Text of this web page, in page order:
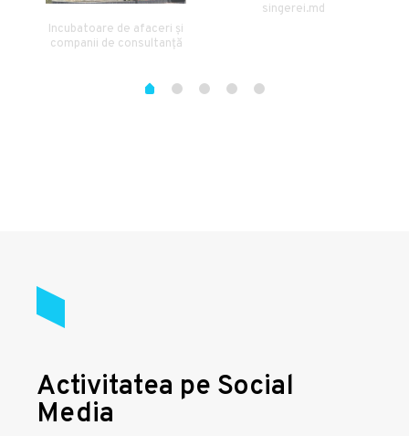
Incubatoare de afaceri și
companii de consultanță
singerei.md
Activitatea pe Social
Media